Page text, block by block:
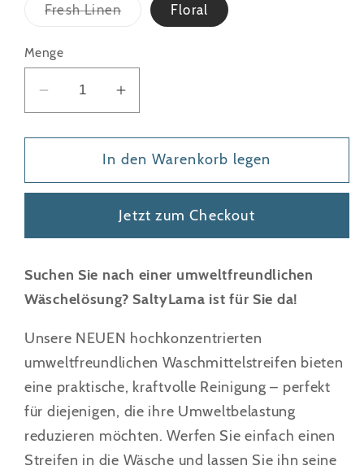
Fresh LinenVariante
ausverkauft
Floral
Menge
Menge
für
Produkte
Waschmittelstreifen
Multipack
-
2er
Pack
Bis
zu
200
Waschladungen
verringern
Menge
für
Produkte
Eco
Waschmittelstreifen
-
50
Multipack
-
2er
Pack
-
Bis
zu
200
Waschladungen
erhöhen
In den Warenkorb legen
Jetzt zum Checkout
Suchen Sie nach einer umweltfreundlichen
Wäschelösung? SaltyLama ist für Sie da!
Unsere NEUEN hochkonzentrierten
umweltfreundlichen Waschmittelstreifen bieten
eine praktische, kraftvolle Reinigung – perfekt
für diejenigen, die ihre Umweltbelastung
reduzieren möchten. Werfen Sie einfach einen
Streifen in die Wäsche und lassen Sie ihn seine